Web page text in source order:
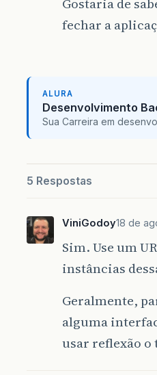
fechar a
ALURA
Desenvolvimento
Sua Carreira em
5 Respostas
ViniGodoy18 de
Sim. Use um
instâncias
Geralmente,
alguma
usar reflexão o